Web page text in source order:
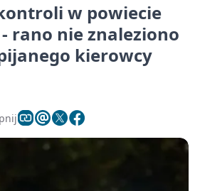
w powiecie
rano nie znaleziono
kierowcy